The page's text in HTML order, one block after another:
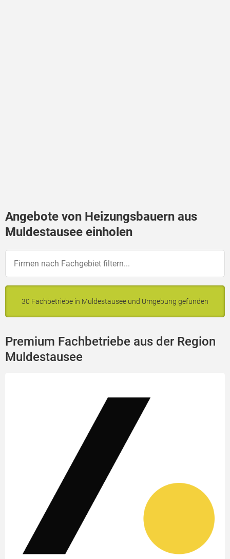
Angebote von Heizungsbauern aus
Muldestausee einholen
30 Fachbetriebe in Muldestausee und Umgebung gefunden
Premium Fachbetriebe aus der Region
Muldestausee